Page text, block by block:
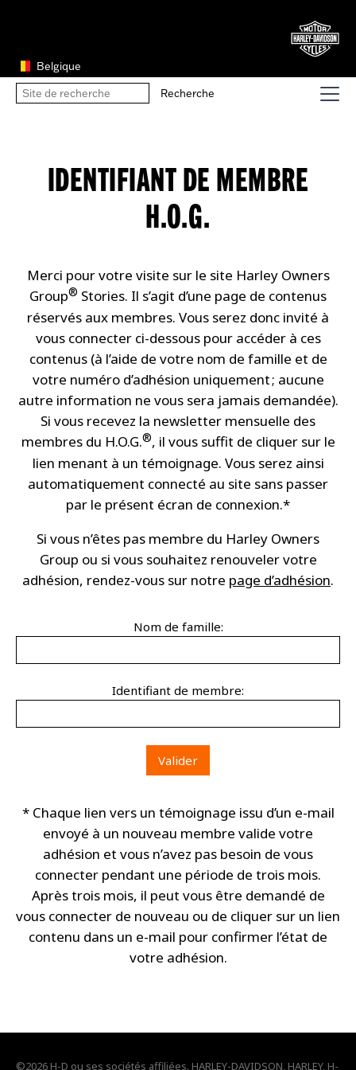
Belgique
IDENTIFIANT DE MEMBRE
H.O.G.
Merci pour votre visite sur le site Harley Owners
Group® Stories. Il s’agit d’une page de contenus
réservés aux membres. Vous serez donc invité à
vous connecter ci-dessous pour accéder à ces
contenus (à l’aide de votre nom de famille et de
votre numéro d’adhésion uniquement ; aucune
autre information ne vous sera jamais demandée).
Si vous recevez la newsletter mensuelle des
membres du H.O.G.®, il vous suffit de cliquer sur le
lien menant à un témoignage. Vous serez ainsi
automatiquement connecté au site sans passer
par le présent écran de connexion.*
Si vous n’êtes pas membre du Harley Owners
Group ou si vous souhaitez renouveler votre
adhésion, rendez-vous sur notre page d’adhésion.
Nom de famille:
Identifiant de membre:
* Chaque lien vers un témoignage issu d’un e-mail
envoyé à un nouveau membre valide votre
adhésion et vous n’avez pas besoin de vous
connecter pendant une période de trois mois.
Après trois mois, il peut vous être demandé de
vous connecter de nouveau ou de cliquer sur un lien
contenu dans un e-mail pour confirmer l’état de
votre adhésion.
©2026 H-D ou ses sociétés affiliées. HARLEY-DAVIDSON, HARLEY, H-